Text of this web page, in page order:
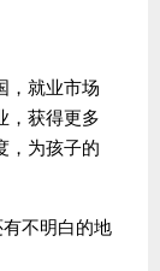
就业市场
，获得更多
，为孩子的
不明白的地